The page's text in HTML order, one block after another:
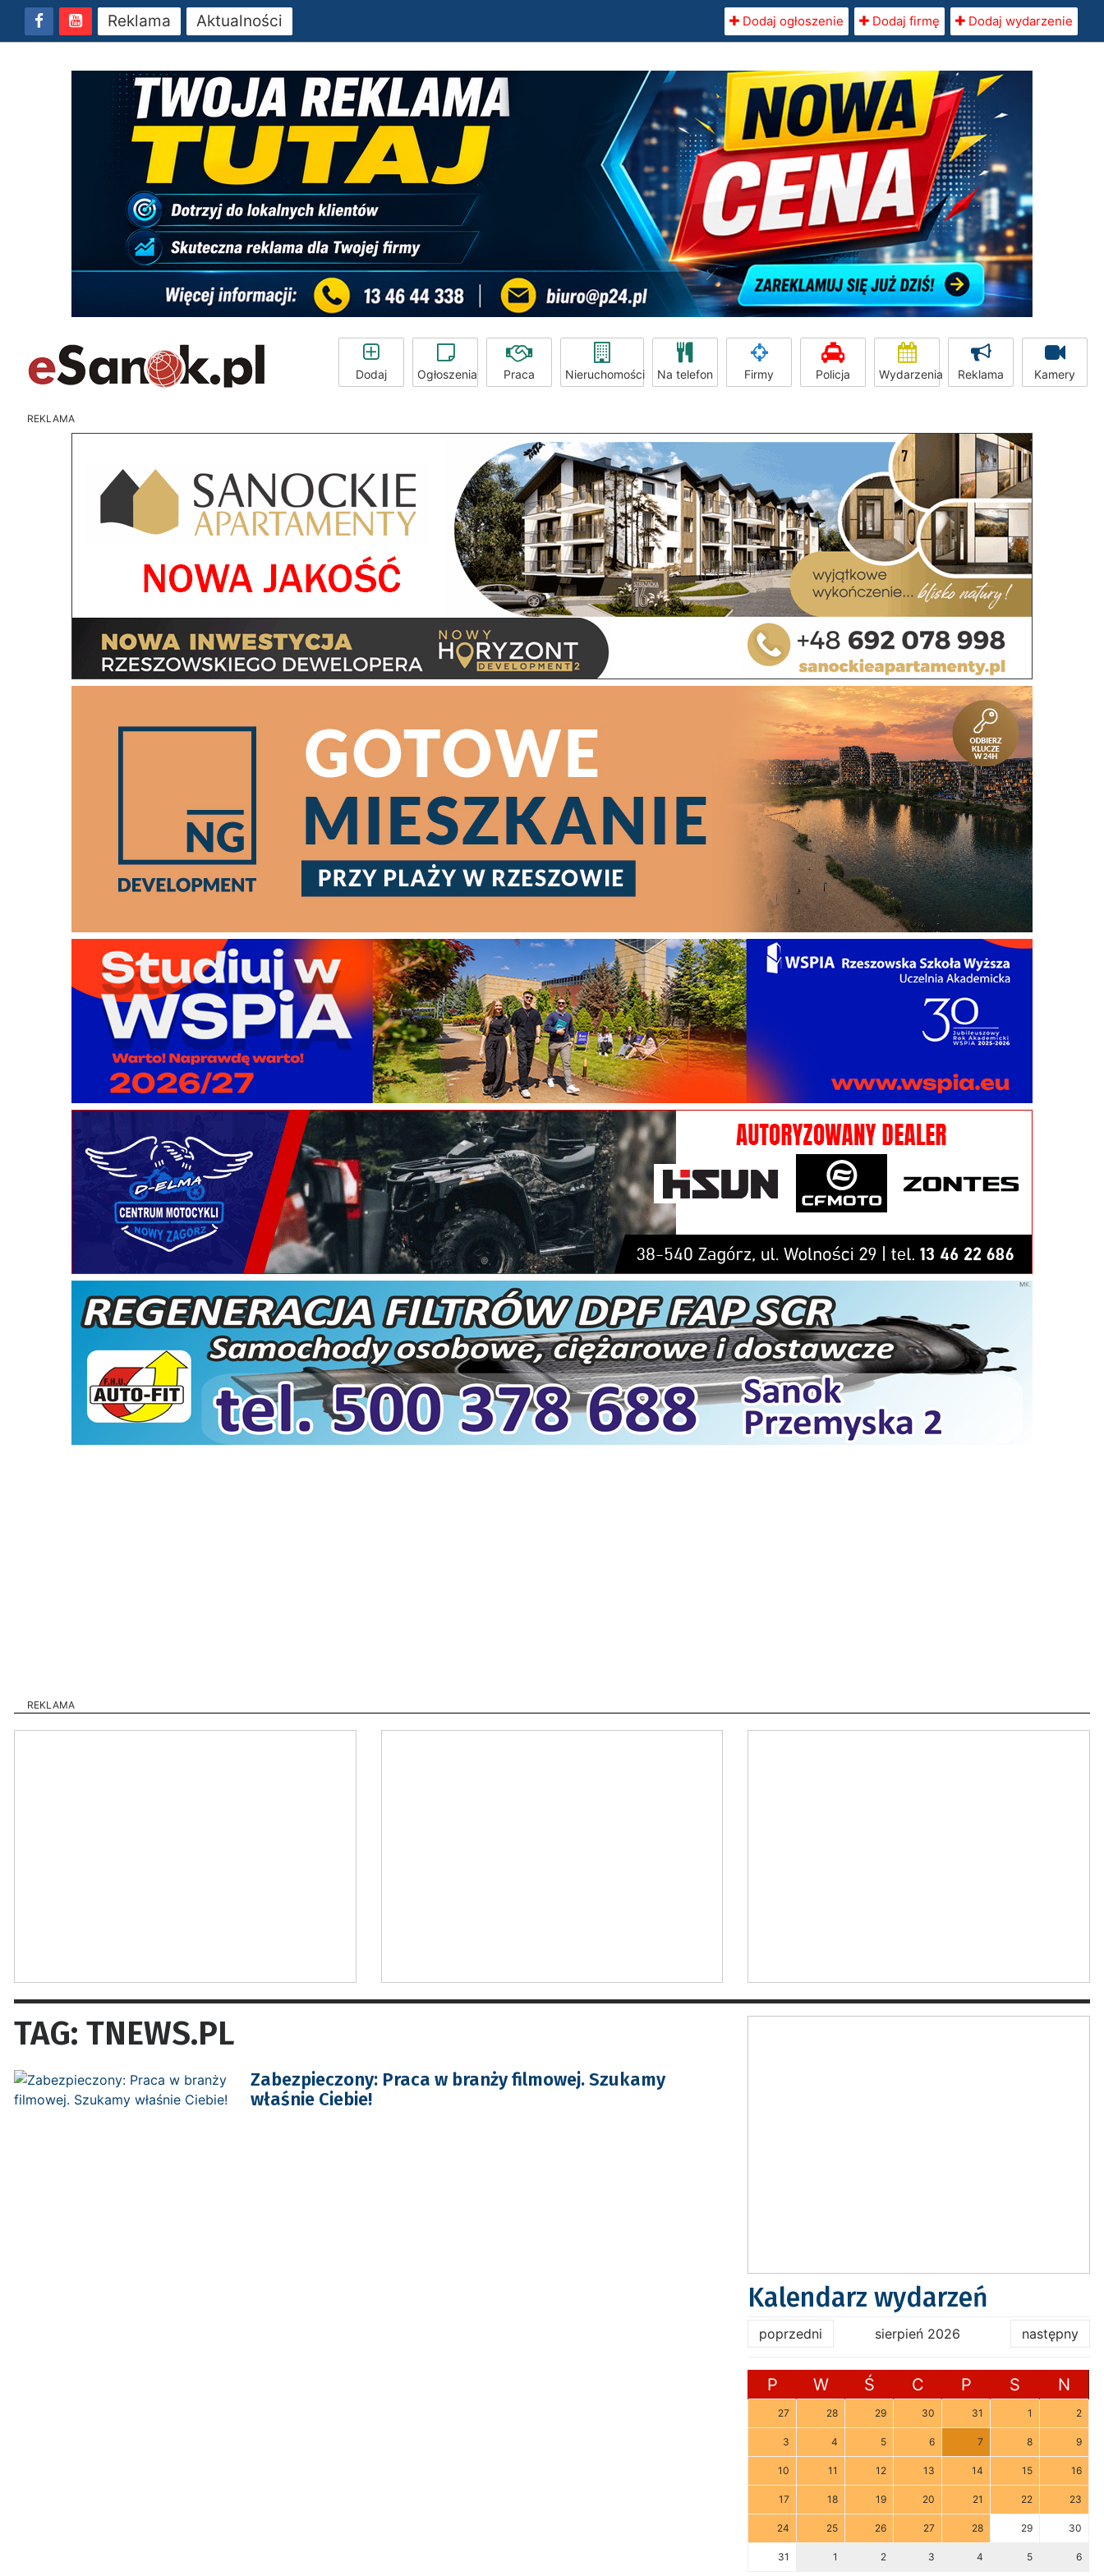
Reklama Aktualności Dodaj ogłoszenie Dodaj firmę Dodaj wydarzenie
Dodaj Ogłoszenia Praca Nieruchomości Na telefon Firmy Policja Wydarzenia Reklama Kamery
REKLAMA
REKLAMA
TAG: TNEWS.PL
Zabezpieczony: Praca w branży filmowej. Szukamy
właśnie Ciebie!
Kalendarz wydarzeń
poprzedni sierpień 2026 następny
P W Ś C P S N
27 28 29 30 31 1 2
3 4 5 6 7 8 9
10 11 12 13 14 15 16
17 18 19 20 21 22 23
24 25 26 27 28 29 30
31 1 2 3 4 5 6